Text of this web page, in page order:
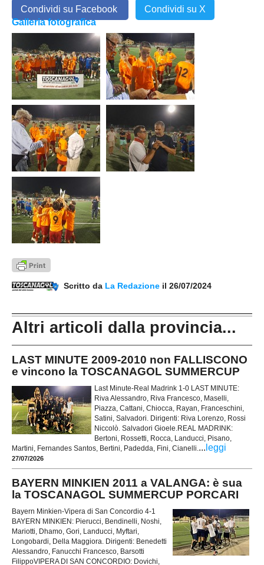
Condividi su Facebook
Condividi su X
Galleria fotografica
Scritto da La Redazione il 26/07/2024
Altri articoli dalla provincia...
LAST MINUTE 2009-2010 non FALLISCONO
e vincono la TOSCANAGOL SUMMERCUP
Last Minute-Real Madrink 1-0 LAST MINUTE:
Riva Alessandro, Riva Francesco, Maselli,
Piazza, Cattani, Chiocca, Rayan, Franceschini,
Satini, Salvadori. Dirigenti: Riva Lorenzo, Rossi
Niccolò. Salvadori Gioele.REAL MADRINK:
Bertoni, Rossetti, Rocca, Landucci, Pisano,
Martini, Fernandes Santos, Bertini, Padedda, Fini, Cianelli.... leggi
27/07/2026
BAYERN MINKIEN 2011 a VALANGA: è sua
la TOSCANAGOL SUMMERCUP PORCARI
Bayern Minkien-Vipera di San Concordio 4-1
BAYERN MINKIEN: Pierucci, Bendinelli, Noshi,
Mariotti, Dhamo, Gori, Landucci, Myftari,
Longobardi, Della Maggiora. Dirigenti: Benedetti
Alessandro, Fanucchi Francesco, Barsotti
FilippoVIPERA DI SAN CONCORDIO: Dovichi,